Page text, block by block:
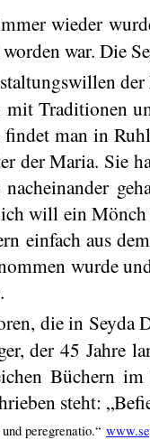
wieder
war. Die
mit Traditionen
findet man in
der Maria. Sie
will ein Mönch
einfach aus
wurde
die in
, der 45 Jahre
Büchern
steht:
peregrenatio.“